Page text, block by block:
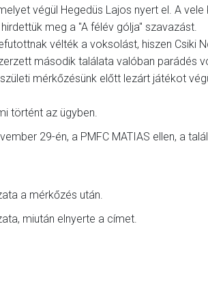
végül Hegedüs Lajos nyert el. A vele
meg a "A félév gólja" szavazást.
vélték a voksolást, hiszen Csiki
második találata valóban parádés
mérkőzésünk előtt lezárt játékot
történt az ügyben.
29-én, a PMFC MATIAS ellen, a
a mérkőzés után.
miután elnyerte a címet.